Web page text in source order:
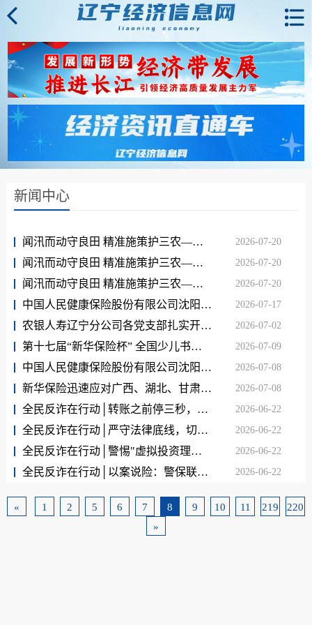
新闻中心
闻汛而动守良田 精准施策护三农——平安产险辽宁分公司全力迎战台风“巴威”暴雨灾害 以保险力量筑牢民生防护墙 2026-07-20
闻汛而动守良田 精准施策护三农——平安产险辽宁分公司全力迎战台风“巴威”暴雨灾害 以保险力量筑牢民生防护墙 2026-07-20
闻汛而动守良田 精准施策护三农——平安产险辽宁分公司全力迎战台风“巴威”暴雨灾害 以保险力量筑牢民生防护墙 2026-07-20
中国人民健康保险股份有限公司沈阳中心支公司“关爱老年人，热心在人保”专题活动 2026-07-17
农银人寿辽宁分公司各党支部扎实开展庆“七一”系列主题党日活动 2026-07-02
第十七届“新华保险杯” 全国少儿书画大赛辽宁赛区开赛啦! 2026-07-09
中国人民健康保险股份有限公司沈阳中心支公司7.8“保险公众宣传日”专题活动 2026-07-08
新华保险迅速应对广西、湖北、甘肃等地暴雨洪涝灾害 2026-07-08
全民反诈在行动│转账之前停三秒，守好您的"钱袋子" 2026-06-22
全民反诈在行动│严守法律底线，切勿沦为电诈"工具人" 2026-06-22
全民反诈在行动│警惕"虚拟投资理财"骗局，高回报承诺是陷阱 2026-06-22
全民反诈在行动│以案说险：警保联动显成效，快速止付护民安 2026-06-22
« 1 2 5 6 7 8 9 10 11 219
220
»